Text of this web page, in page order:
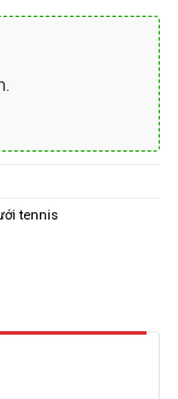
tennis